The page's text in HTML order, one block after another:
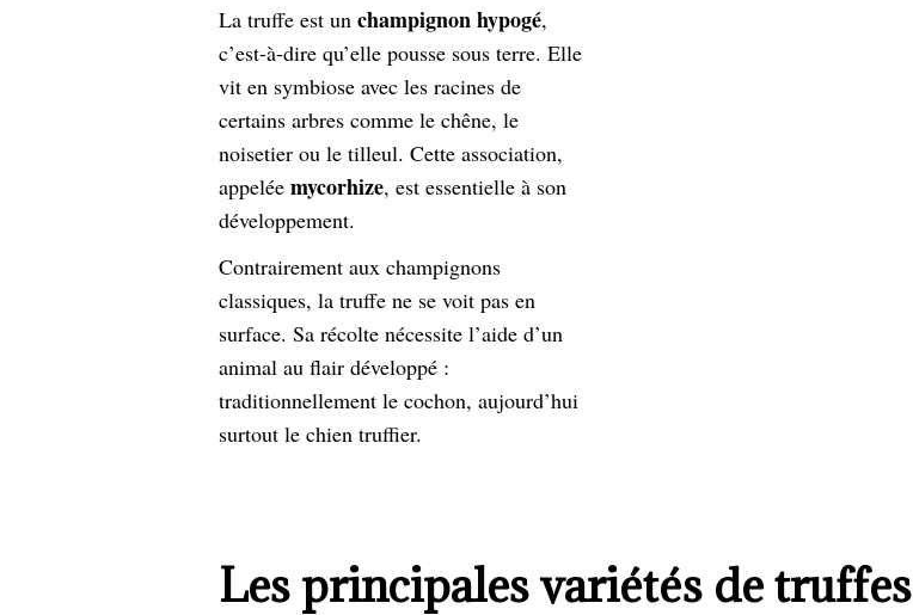
La truffe est un champignon hypogé,
c’est-à-dire qu’elle pousse sous terre. Elle
vit en symbiose avec les racines de
certains arbres comme le chêne, le
noisetier ou le tilleul. Cette association,
appelée mycorhize, est essentielle à son
développement.
Contrairement aux champignons
classiques, la truffe ne se voit pas en
surface. Sa récolte nécessite l’aide d’un
animal au flair développé :
traditionnellement le cochon, aujourd’hui
surtout le chien truffier.
Les principales variétés de truffes